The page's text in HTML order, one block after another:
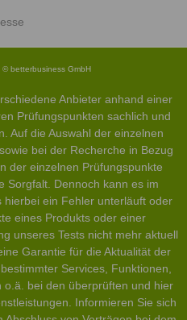
betterbusiness GmbH
Anbieter anhand einer
Prüfungspunkten sachlich und
Auf die Auswahl der einzelnen
bei der Recherche in Bezug
der einzelnen Prüfungspunkte
Sorgfalt. Dennoch kann es im
hierbei ein Fehler unterläuft oder
eines Produkts oder einer
unseres Tests nicht mehr aktuell
Garantie für die Aktualität der
Services, Funktionen,
o.ä. bei den überprüften und hier
Informieren Sie sich